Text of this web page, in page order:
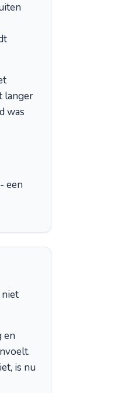
langer
was
een
niet
en
is nu